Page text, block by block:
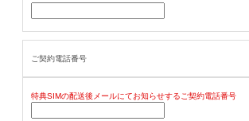
ご契約電話番号
特典SIMの配送後メールにてお知らせするご契約電話番号